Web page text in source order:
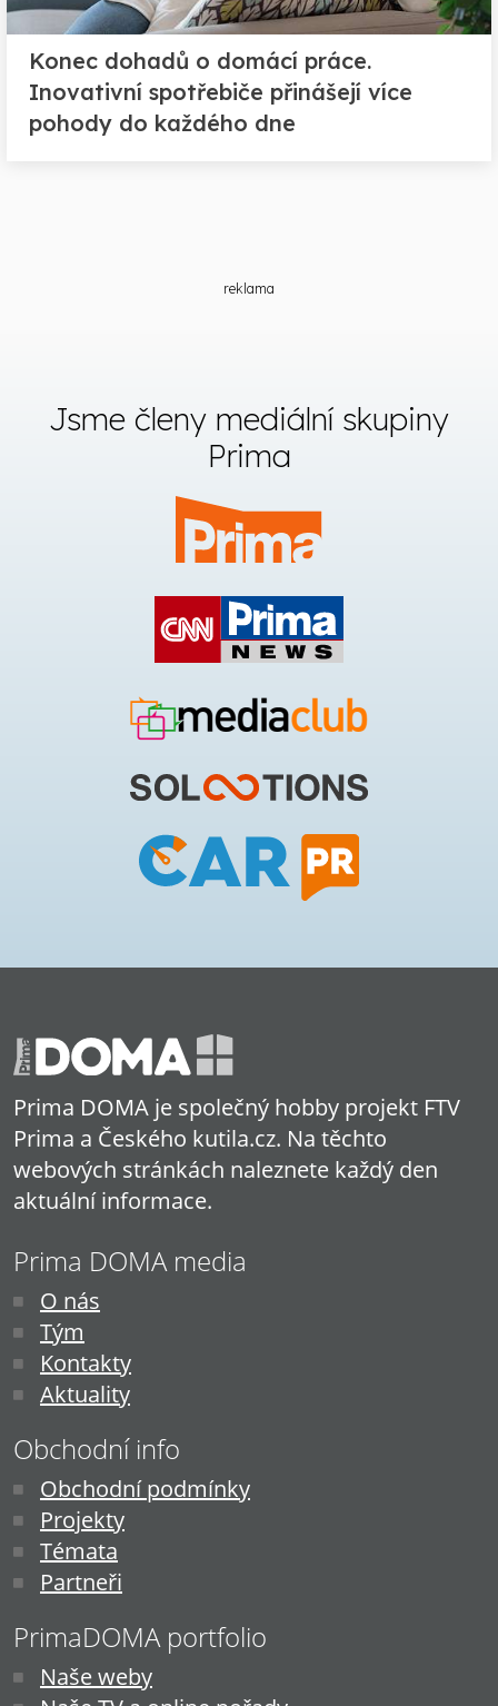
Konec dohadů o domácí práce.
Inovativní spotřebiče přinášejí více
pohody do každého dne
reklama
Jsme členy mediální skupiny
Prima
Prima DOMA je společný hobby projekt FTV
Prima a Českého kutila.cz. Na těchto
webových stránkách naleznete každý den
aktuální informace.
Prima DOMA media
O nás
Tým
Kontakty
Aktuality
Obchodní info
Obchodní podmínky
Projekty
Témata
Partneři
PrimaDOMA portfolio
Naše weby